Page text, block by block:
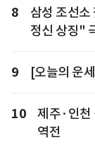
8
삼성 조선
정신 상징"
9 [오늘의 운
10
제주·인천
역전